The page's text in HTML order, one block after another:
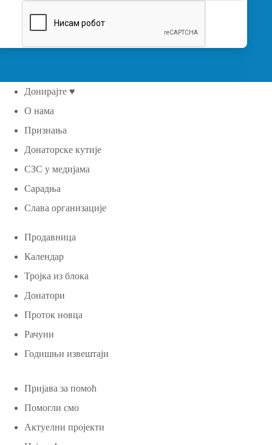
Донирајте ♥
О нама
Признања
Донаторске кутије
СЗС у медијама
Сарадња
Слава организације
Продавница
Календар
Тројка из блока
Донатори
Проток новца
Рачуни
Годишњи извештаји
Пријава за помоћ
Помогли смо
Актуелни пројекти